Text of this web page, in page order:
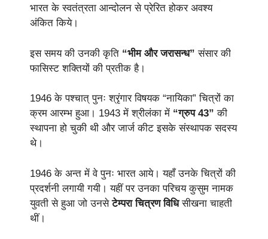
भारत के स्वतंत्रता आन्दोलन से प्रेरित होकर अवश्य
अंकित किये।
इस समय की उनकी कृति “भीम और जरासन्ध”संसार की
फासिस्ट शक्तियों की प्रतीक है।
1946 के पश्चात् पुनः श्रृंगार विषयक “नायिका” चित्रों का
क्रम आरम्भ हुआ। 1943 में श्रीलंका में “ग्रुप 43”की
स्थापना हो चुकी थी और जार्ज कीट इसके संस्थापक सदस्य
थे।
1946 के अन्त में वे पुनः भारत आये। यहाँ उनके चित्रों की
प्रदर्शनी लगायी गयी। यहीं पर उनका परिचय कुसुम नामक
युवती से हुआ जो उनसेटेम्परा चित्रण विधिसीखना चाहती
थीं।